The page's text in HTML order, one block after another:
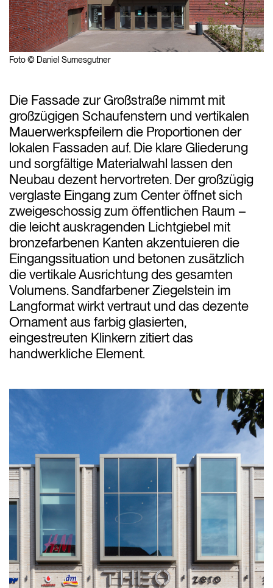
Foto © Daniel Sumesgutner
Die Fassade zur Großstraße nimmt mit
großzügigen Schaufenstern und vertikalen
Mauerwerkspfeilern die Proportionen der
lokalen Fassaden auf. Die klare Gliederung
und sorgfältige Materialwahl lassen den
Neubau dezent hervortreten. Der großzügig
verglaste Eingang zum Center öffnet sich
zweigeschossig zum öffentlichen Raum –
die leicht auskragenden Lichtgiebel mit
bronzefarbenen Kanten akzentuieren die
Eingangssituation und betonen zusätzlich
die vertikale Ausrichtung des gesamten
Volumens. Sandfarbener Ziegelstein im
Langformat wirkt vertraut und das dezente
Ornament aus farbig glasierten,
eingestreuten Klinkern zitiert das
handwerkliche Element.